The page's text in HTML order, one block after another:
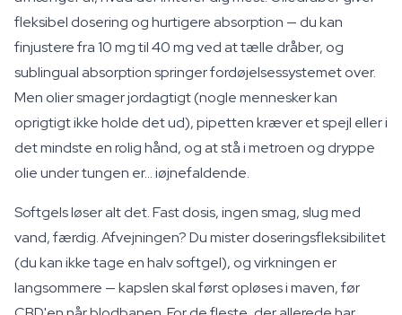
fleksibel dosering og hurtigere absorption — du kan
finjustere fra 10 mg til 40 mg ved at tælle dråber, og
sublingual absorption springer fordøjelsessystemet over.
Men olier smager jordagtigt (nogle mennesker kan
oprigtigt ikke holde det ud), pipetten kræver et spejl eller i
det mindste en rolig hånd, og at stå i metroen og dryppe
olie under tungen er... iøjnefaldende.
Softgels løser alt det. Fast dosis, ingen smag, slug med
vand, færdig. Afvejningen? Du mister doseringsfleksibilitet
(du kan ikke tage en halv softgel), og virkningen er
langsommere — kapslen skal først opløses i maven, før